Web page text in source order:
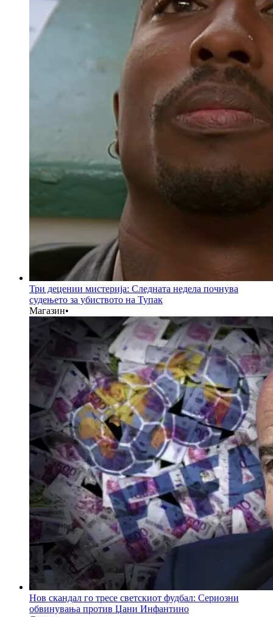
Три децении мистерија: Следната недела почнува
судењето за убиството на Тупак
Магазин•
Нов скандал го тресе светскиот фудбал: Сериозни
обвинувања против Џани Инфантино